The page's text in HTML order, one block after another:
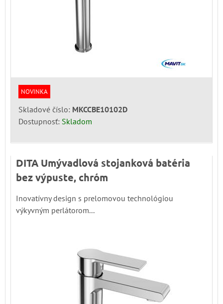
NOVINKA
Skladové číslo: MKCCBE10102D
Dostupnosť: Skladom
DITA Umývadlová stojanková batéria
bez výpuste, chróm
Inovatívny design s prelomovou technológiou
výkyvným perlátorom...